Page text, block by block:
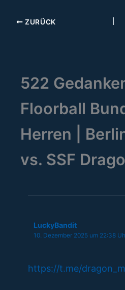
ZURÜCK
522
Floorball
Herren |
vs. SSF
LuckyBandit
10. Dezember 2025 um 22:38
https://t.me/